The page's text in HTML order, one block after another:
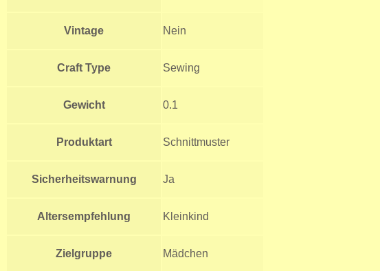
Vintage Nein
Craft Type Sewing
Gewicht 0.1
Produktart Schnittmuster
Sicherheitswarnung Ja
Altersempfehlung Kleinkind
Zielgruppe Mädchen